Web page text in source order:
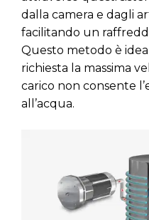
dalla camera e dagli
facilitando un
Questo metodo è
richiesta la massima
carico non consente
all’acqua.